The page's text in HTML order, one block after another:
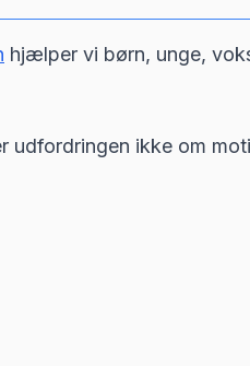
hjælper vi børn, unge,
udfordringen ikke om